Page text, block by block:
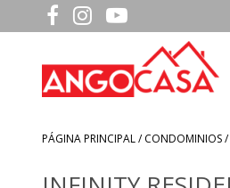
PÁGINA PRINCIPAL /CONDOMINIOS/